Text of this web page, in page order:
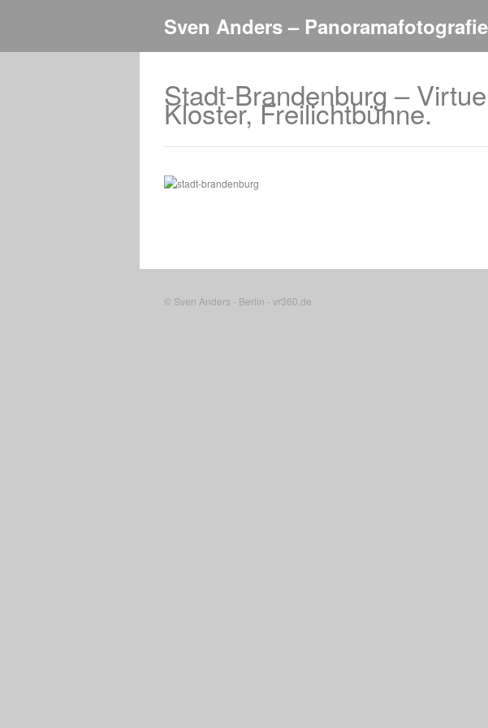
Sven Anders – Panoramafotografie
Stadt-Brandenburg –
Kloster, Freilichtbühne.
© Sven Anders - Berlin - vr360.de